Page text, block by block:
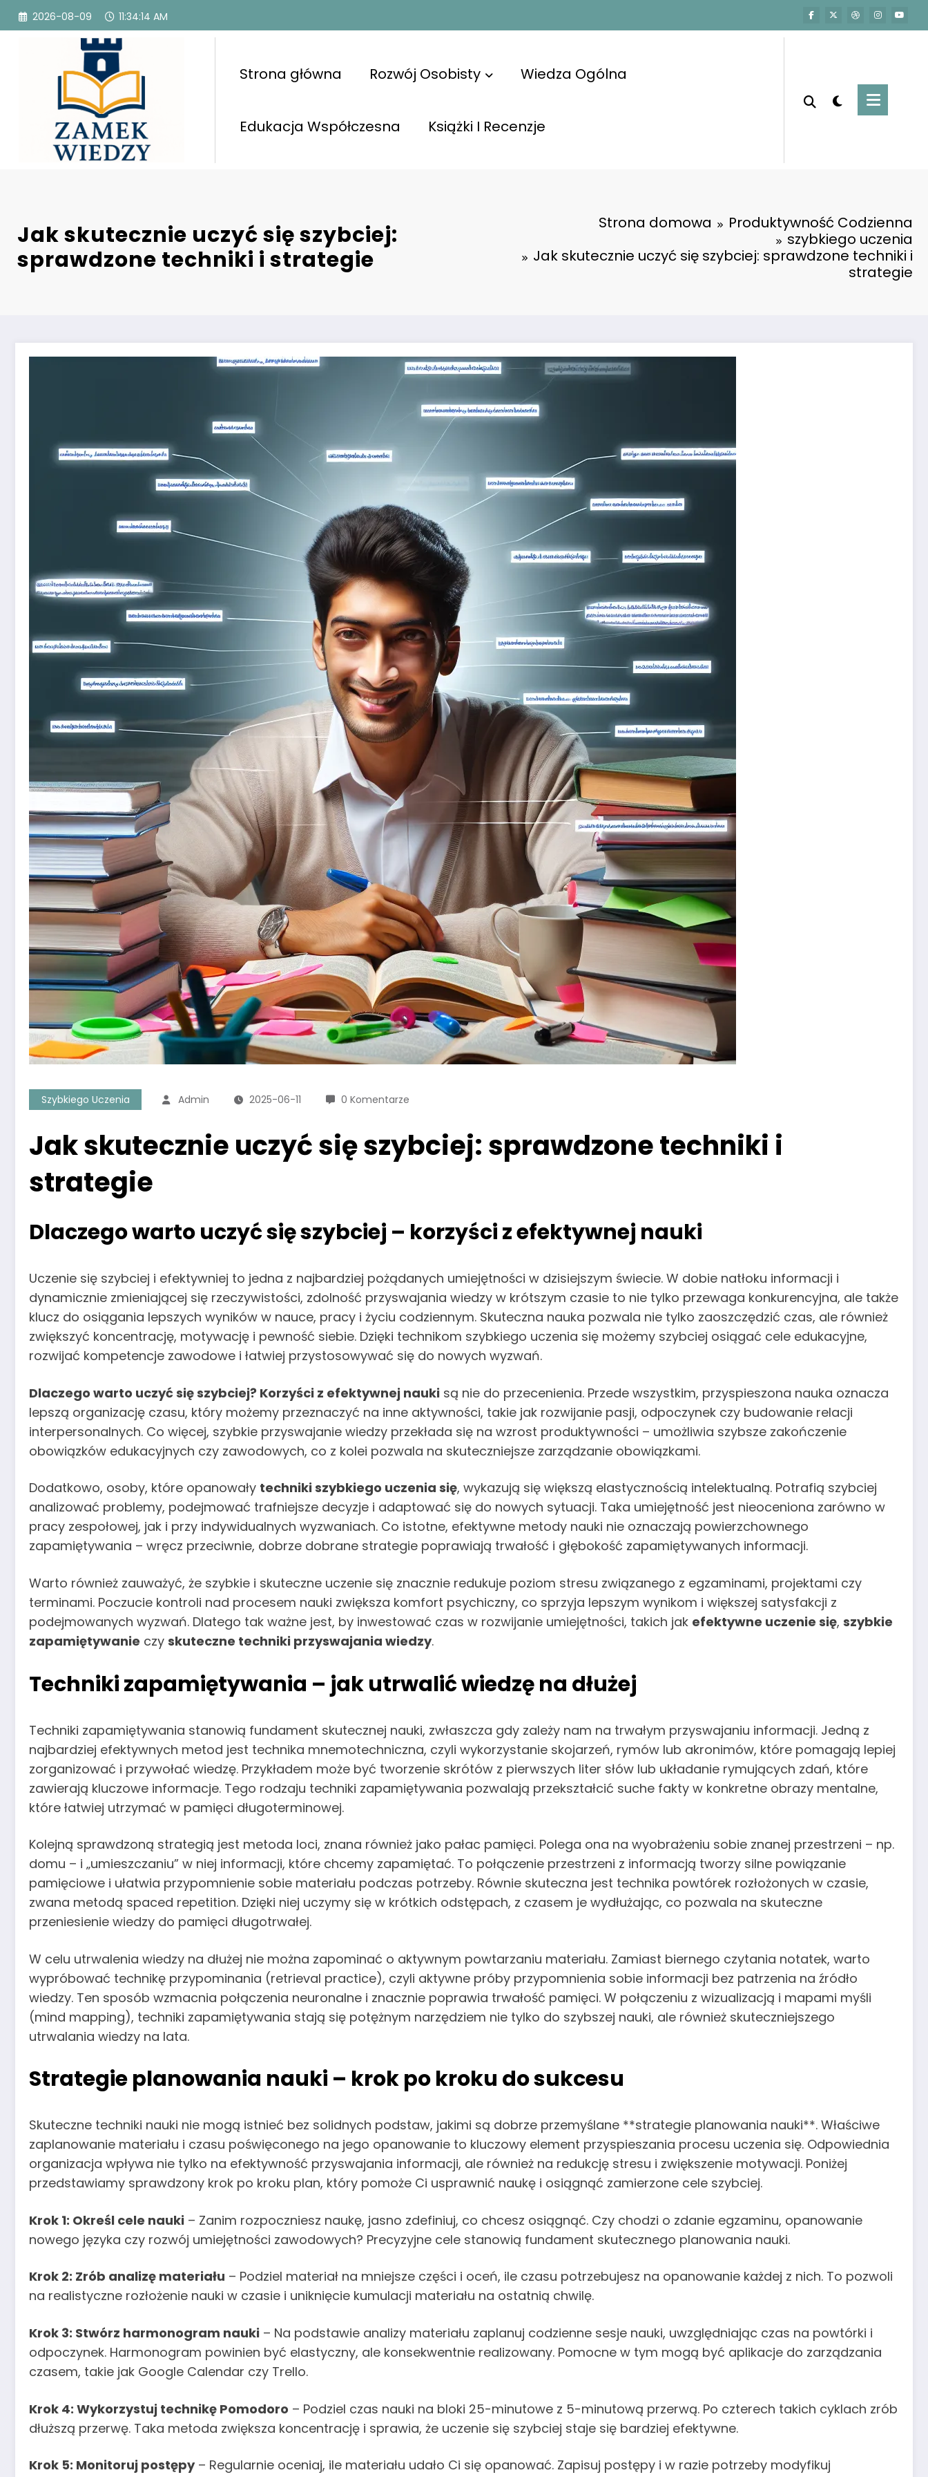
Przejdź
2026-08-09 11:34:15 AM
Strona główna Rozwój Osobisty Wiedza Ogólna
Edukacja Współczesna Książki I Recenzje
Jak skutecznie uczyć się szybciej:
sprawdzone techniki i strategie
Strona domowa
Produktywność Codzienna
szybkiego uczenia
Jak skutecznie uczyć się szybciej: sprawdzone techniki i
strategie
Szybkiego Uczenia Admin 2025-06-11 0 Komentarze
Jak skutecznie uczyć się szybciej: sprawdzone techniki i
strategie
Dlaczego warto uczyć się szybciej – korzyści z efektywnej nauki
Uczenie się szybciej i efektywniej to jedna z najbardziej pożądanych umiejętności w dzisiejszym świecie. W dobie natłoku informacji i
dynamicznie zmieniającej się rzeczywistości, zdolność przyswajania wiedzy w krótszym czasie to nie tylko przewaga konkurencyjna, ale także
klucz do osiągania lepszych wyników w nauce, pracy i życiu codziennym. Skuteczna nauka pozwala nie tylko zaoszczędzić czas, ale również
zwiększyć koncentrację, motywację i pewność siebie. Dzięki technikom szybkiego uczenia się możemy szybciej osiągać cele edukacyjne,
rozwijać kompetencje zawodowe i łatwiej przystosowywać się do nowych wyzwań.
Dlaczego warto uczyć się szybciej? Korzyści z efektywnej nauki są nie do przecenienia. Przede wszystkim, przyspieszona nauka oznacza
lepszą organizację czasu, który możemy przeznaczyć na inne aktywności, takie jak rozwijanie pasji, odpoczynek czy budowanie relacji
interpersonalnych. Co więcej, szybkie przyswajanie wiedzy przekłada się na wzrost produktywności – umożliwia szybsze zakończenie
obowiązków edukacyjnych czy zawodowych, co z kolei pozwala na skuteczniejsze zarządzanie obowiązkami.
Dodatkowo, osoby, które opanowały techniki szybkiego uczenia się, wykazują się większą elastycznością intelektualną. Potrafią szybciej
analizować problemy, podejmować trafniejsze decyzje i adaptować się do nowych sytuacji. Taka umiejętność jest nieoceniona zarówno w
pracy zespołowej, jak i przy indywidualnych wyzwaniach. Co istotne, efektywne metody nauki nie oznaczają powierzchownego
zapamiętywania – wręcz przeciwnie, dobrze dobrane strategie poprawiają trwałość i głębokość zapamiętywanych informacji.
Warto również zauważyć, że szybkie i skuteczne uczenie się znacznie redukuje poziom stresu związanego z egzaminami, projektami czy
terminami. Poczucie kontroli nad procesem nauki zwiększa komfort psychiczny, co sprzyja lepszym wynikom i większej satysfakcji z
podejmowanych wyzwań. Dlatego tak ważne jest, by inwestować czas w rozwijanie umiejętności, takich jak efektywne uczenie się, szybkie
zapamiętywanie czy skuteczne techniki przyswajania wiedzy.
Techniki zapamiętywania – jak utrwalić wiedzę na dłużej
Techniki zapamiętywania stanowią fundament skutecznej nauki, zwłaszcza gdy zależy nam na trwałym przyswajaniu informacji. Jedną z
najbardziej efektywnych metod jest technika mnemotechniczna, czyli wykorzystanie skojarzeń, rymów lub akronimów, które pomagają lepiej
zorganizować i przywołać wiedzę. Przykładem może być tworzenie skrótów z pierwszych liter słów lub układanie rymujących zdań, które
zawierają kluczowe informacje. Tego rodzaju techniki zapamiętywania pozwalają przekształcić suche fakty w konkretne obrazy mentalne,
które łatwiej utrzymać w pamięci długoterminowej.
Kolejną sprawdzoną strategią jest metoda loci, znana również jako pałac pamięci. Polega ona na wyobrażeniu sobie znanej przestrzeni – np.
domu – i „umieszczaniu” w niej informacji, które chcemy zapamiętać. To połączenie przestrzeni z informacją tworzy silne powiązanie
pamięciowe i ułatwia przypomnienie sobie materiału podczas potrzeby. Równie skuteczna jest technika powtórek rozłożonych w czasie,
zwana metodą spaced repetition. Dzięki niej uczymy się w krótkich odstępach, z czasem je wydłużając, co pozwala na skuteczne
przeniesienie wiedzy do pamięci długotrwałej.
W celu utrwalenia wiedzy na dłużej nie można zapominać o aktywnym powtarzaniu materiału. Zamiast biernego czytania notatek, warto
wypróbować technikę przypominania (retrieval practice), czyli aktywne próby przypomnienia sobie informacji bez patrzenia na źródło
wiedzy. Ten sposób wzmacnia połączenia neuronalne i znacznie poprawia trwałość pamięci. W połączeniu z wizualizacją i mapami myśli
(mind mapping), techniki zapamiętywania stają się potężnym narzędziem nie tylko do szybszej nauki, ale również skuteczniejszego
utrwalania wiedzy na lata.
Strategie planowania nauki – krok po kroku do sukcesu
Skuteczne techniki nauki nie mogą istnieć bez solidnych podstaw, jakimi są dobrze przemyślane **strategie planowania nauki**. Właściwe
zaplanowanie materiału i czasu poświęconego na jego opanowanie to kluczowy element przyspieszania procesu uczenia się. Odpowiednia
organizacja wpływa nie tylko na efektywność przyswajania informacji, ale również na redukcję stresu i zwiększenie motywacji. Poniżej
przedstawiamy sprawdzony krok po kroku plan, który pomoże Ci usprawnić naukę i osiągnąć zamierzone cele szybciej.
Krok 1: Określ cele nauki – Zanim rozpoczniesz naukę, jasno zdefiniuj, co chcesz osiągnąć. Czy chodzi o zdanie egzaminu, opanowanie
nowego języka czy rozwój umiejętności zawodowych? Precyzyjne cele stanowią fundament skutecznego planowania nauki.
Krok 2: Zrób analizę materiału – Podziel materiał na mniejsze części i oceń, ile czasu potrzebujesz na opanowanie każdej z nich. To pozwoli
na realistyczne rozłożenie nauki w czasie i uniknięcie kumulacji materiału na ostatnią chwilę.
Krok 3: Stwórz harmonogram nauki – Na podstawie analizy materiału zaplanuj codzienne sesje nauki, uwzględniając czas na powtórki i
odpoczynek. Harmonogram powinien być elastyczny, ale konsekwentnie realizowany. Pomocne w tym mogą być aplikacje do zarządzania
czasem, takie jak Google Calendar czy Trello.
Krok 4: Wykorzystuj technikę Pomodoro – Podziel czas nauki na bloki 25-minutowe z 5-minutową przerwą. Po czterech takich cyklach zrób
dłuższą przerwę. Taka metoda zwiększa koncentrację i sprawia, że uczenie się szybciej staje się bardziej efektywne.
Krok 5: Monitoruj postępy– Regularnie oceniaj, ile materiału udało Ci się opanować. Zapisuj postępy i w razie potrzeby modyfikuj